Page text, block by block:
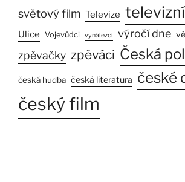
světový film Televize
Ulice Vojevůdci vynálezci výročí dne
zpěvačky zpěváci Česká
česká hudba česká literatura české
český film